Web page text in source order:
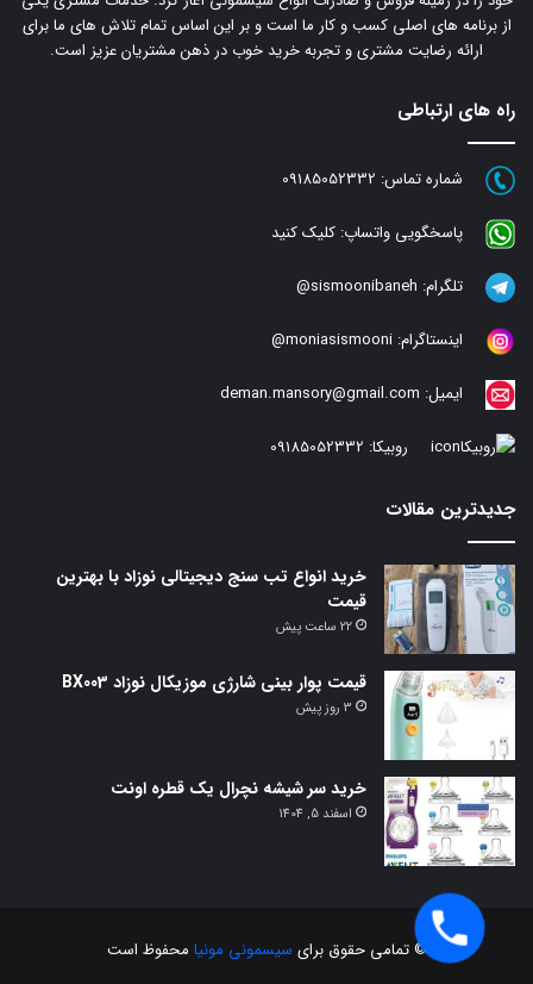
از برنامه های اصلی کسب و کار ما است و بر این اساس تمام تلاش های ما برای
ارائه رضایت مشتری و تجربه خرید خوب در ذهن مشتریان عزیز است.
راه های ارتباطی
شماره تماس: 09185052332
پاسخگویی واتساپ: کلیک کنید
تلگرام: sismoonibaneh@
اینستاگرام: moniasismooni@
ایمیل: deman.mansory@gmail.com
روبیکا: 09185052332
جدیدترین مقالات
خرید انواع تب سنج دیجیتالی نوزاد با بهترین
قیمت
22 ساعت پیش
قیمت پوار بینی شارژی موزیکال نوزاد BX003
3 روز پیش
خرید سر شیشه نچرال یک قطره اونت
اسفند 5, 1404
© تمامی حقوق برای سیسمونی مونیا محفوظ است